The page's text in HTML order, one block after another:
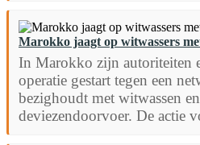
Marokko jaagt op witwassers
In Marokko zijn autoriteiten
operatie gestart tegen een
bezighoudt met witwassen
deviezendoorvoer. De actie